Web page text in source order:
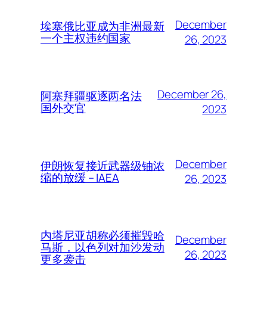
埃塞俄比亚成为非洲最新
一个主权违约国家
December
26, 2023
阿塞拜疆驱逐两名法
国外交官
December 26,
2023
伊朗恢复接近武器级铀浓
缩的放缓 – IAEA
December
26, 2023
内塔尼亚胡称必须摧毁哈
马斯，以色列对加沙发动
更多袭击
December
26, 2023